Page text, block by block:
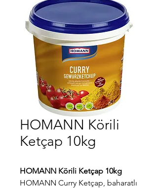
HOMANN Körili
Ketçap 10kg
HOMANN Körili Ketçap 10kg
HOMANN Curry Ketçap, baharatlı